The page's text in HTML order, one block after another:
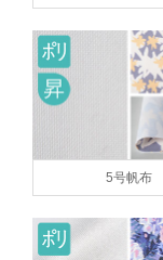
5号帆布